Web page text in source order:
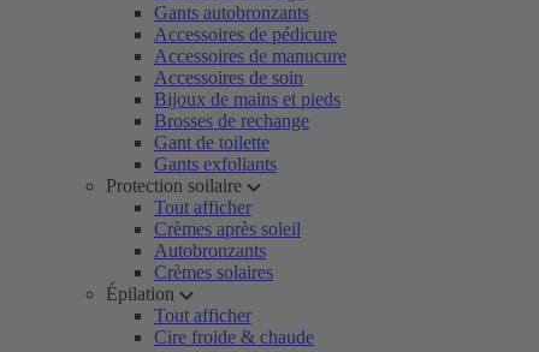
Gants autobronzants
Accessoires de pédicure
Accessoires de manucure
Accessoires de soin
Bijoux de mains et pieds
Brosses de rechange
Gant de toilette
Gants exfoliants
Protection soilaire
Tout afficher
Crèmes après soleil
Autobronzants
Crèmes solaires
Épilation
Tout afficher
Cire froide & chaude